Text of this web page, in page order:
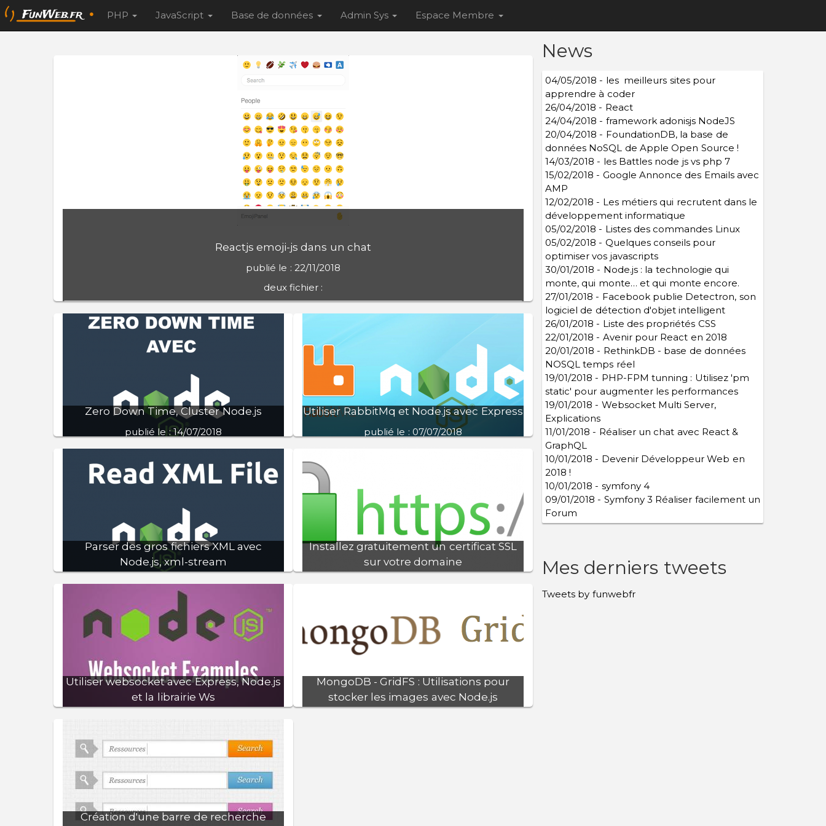
PHP JavaScript Base de données Admin Sys Espace Membre
Reactjs emoji-js dans un chat
publié le : 22/11/2018
deux fichier :
App.js
Zero Down Time, Cluster Node.js
publié le : 14/07/2018
Nous allons voir ici comment créer un cluster
Node.js suivant vos ressources disponibles et
avoir également un reboot des node en cas
Utiliser RabbitMq et Node.js avec Express
publié le : 07/07/2018
RabbitMQ pour executer ses tâches dans
Parser des gros fichiers XML avec
Node.js, xml-stream
publié le : 07/07/2018
Nous allons ici comment parser de gros fichier
xml de plusieurs giga sans dépassement de
mémoire.
Installez gratuitement un certificat SSL
sur votre domaine
obtenir gratuitement un certificat ssl.
Utiliser websocket avec Express, Node.js
et la librairie Ws
Utiliser les websockets pour créer plusieurs
channel à la volée et y diffuser des
MongoDB - GridFS : Utilisations pour
stocker les images avec Node.js
Création d'une barre de recherche
News
04/05/2018 - les meilleurs sites pour
apprendre à coder
26/04/2018 - React
24/04/2018 - framework adonisjs NodeJS
20/04/2018 - FoundationDB, la base de
données NoSQL de Apple Open Source !
14/03/2018 - les Battles node js vs php 7
15/02/2018 - Google Annonce des Emails avec
AMP
12/02/2018 - Les métiers qui recrutent dans le
développement informatique
05/02/2018 - Listes des commandes Linux
05/02/2018 - Quelques conseils pour
optimiser vos javascripts
30/01/2018 - Node.js : la technologie qui
monte, qui monte… et qui monte encore.
27/01/2018 - Facebook publie Detectron, son
logiciel de détection d'objet intelligent
26/01/2018 - Liste des propriétés CSS
22/01/2018 - Avenir pour React en 2018
20/01/2018 - RethinkDB - base de données
NOSQL temps réel
19/01/2018 - PHP-FPM tunning : Utilisez 'pm
static' pour augmenter les performances
19/01/2018 - Websocket Multi Server,
Explications
11/01/2018 - Réaliser un chat avec React &
GraphQL
10/01/2018 - Devenir Développeur Web en
2018 !
10/01/2018 - symfony 4
09/01/2018 - Symfony 3 Réaliser facilement un
Forum
Mes derniers tweets
Tweets by funwebfr